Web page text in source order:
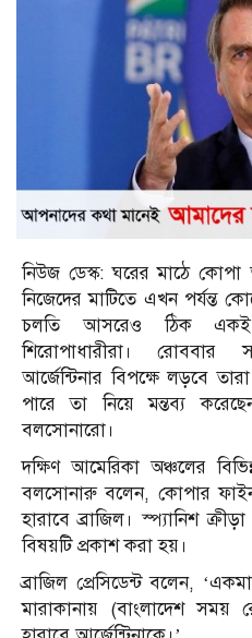
নিউজ ডেস্ক: ঘরের মাঠে
নিজেদের মাটিতে এখন পর্যন্ত
চলতি আসরেও ঠিক
শিরোপাধারীরা। রোববার
আর্জেন্টিনার বিপক্ষে লড়বে
পারে তা নিয়ে মন্তব্য
বলসোনারো।
দক্ষিণ আমেরিকা অঞ্চলের
বলসোনারু বলেন, কোপার
হারাবে ব্রাজিল। স্প্যানিশ
বিষয়টি প্রকাশ করা হয়।
ব্রাজিল প্রেসিডেন্ট বলেন,
মারাকানায় (বাংলাদেশ সময়